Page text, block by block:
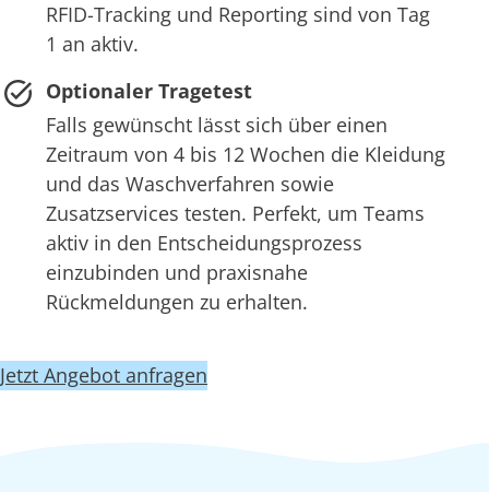
RFID-Tracking und Reporting sind von Tag
1 an aktiv.
Optionaler Tragetest
Falls gewünscht lässt sich über einen
Zeitraum von 4 bis 12 Wochen die Kleidung
und das Waschverfahren sowie
Zusatzservices testen. Perfekt, um Teams
aktiv in den Entscheidungsprozess
einzubinden und praxisnahe
Rückmeldungen zu erhalten.
Jetzt Angebot anfragen